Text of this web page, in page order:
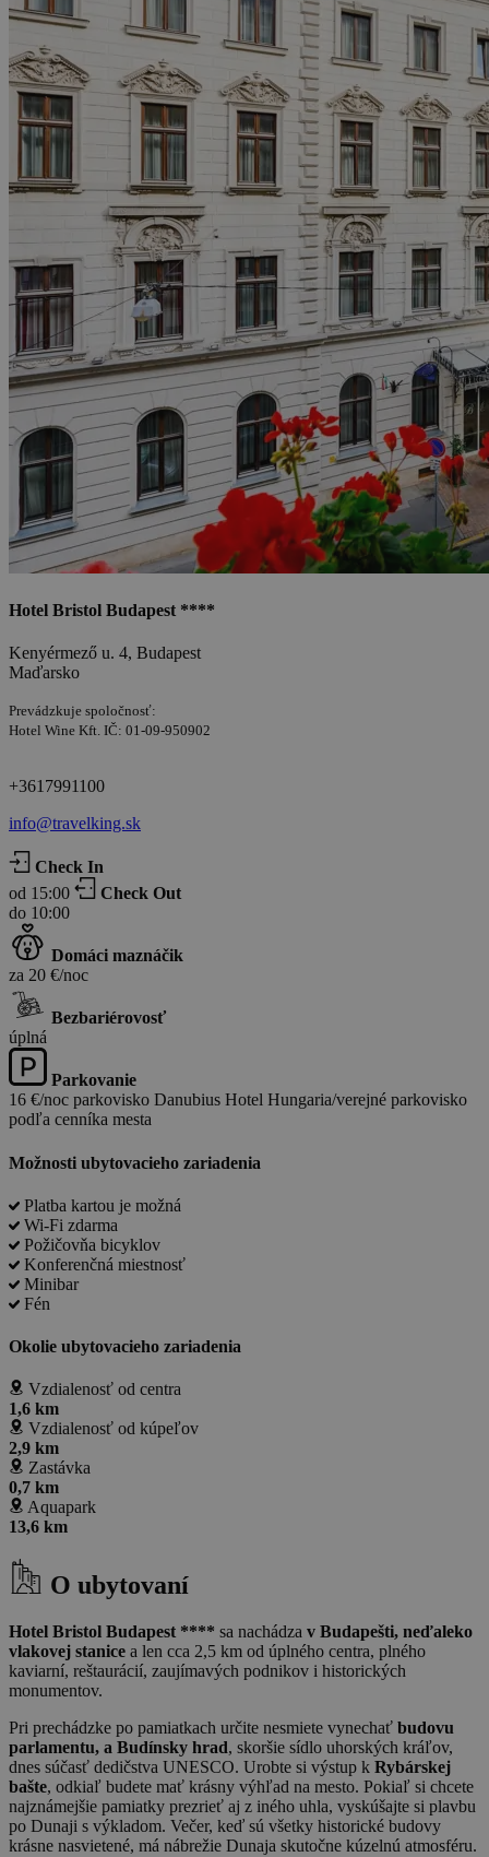
Hotel Bristol Budapest ****
Kenyérmező u. 4, Budapest
Maďarsko
Prevádzkuje spoločnosť:
Hotel Wine Kft. IČ: 01-09-950902
+3617991100
info@travelking.sk
Check In
od 15:00
Check Out
do 10:00
Domáci maznáčik
za 20 €/noc
Bezbariérovosť
úplná
Parkovanie
16 €/noc parkovisko Danubius Hotel Hungaria/verejné parkovisko
podľa cenníka mesta
Možnosti ubytovacieho zariadenia
Platba kartou je možná
Wi-Fi zdarma
Požičovňa bicyklov
Konferenčná miestnosť
Minibar
Fén
Okolie ubytovacieho zariadenia
Vzdialenosť od centra
1,6 km
Vzdialenosť od kúpeľov
2,9 km
Zastávka
0,7 km
Aquapark
13,6 km
O ubytovaní
Hotel Bristol Budapest **** sa nachádza v Budapešti, neďaleko
vlakovej stanice a len cca 2,5 km od úplného centra, plného
kaviarní, reštaurácií, zaujímavých podnikov i historických
monumentov.
Pri prechádzke po pamiatkach určite nesmiete vynechať budovu
parlamentu, a Budínsky hrad, skoršie sídlo uhorských kráľov,
dnes súčasť dedičstva UNESCO. Urobte si výstup k Rybárskej
bašte, odkiaľ budete mať krásny výhľad na mesto. Pokiaľ si chcete
najznámejšie pamiatky prezrieť aj z iného uhla, vyskúšajte si plavbu
po Dunaji s výkladom. Večer, keď sú všetky historické budovy
krásne nasvietené, má nábrežie Dunaja skutočne kúzelnú atmosféru.